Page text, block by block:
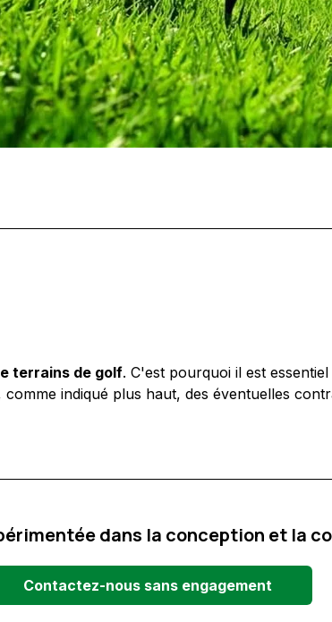
terrains de golf. C'est pourquoi il est
indiqué plus haut, des éventuelles
dans la conception et la
Contactez-nous sans engagement